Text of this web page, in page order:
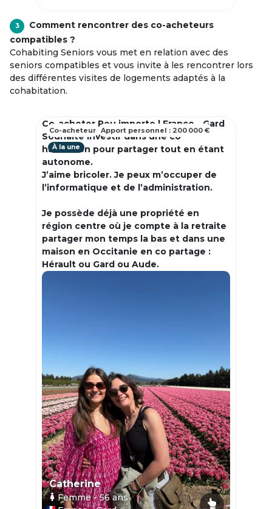
3
Comment rencontrer des co-acheteurs
compatibles ?
Cohabiting Seniors vous met en relation avec des
seniors compatibles et vous invite à les rencontrer lors
des différentes visites de logements adaptés à la
cohabitation.
Co-acheter Peu importe | France - Gard
Souhaite investir dans une co
habitation pour partager tout en étant
autonome.
J’aime bricoler. Je peux m’occuper de
l’informatique et de l’administration.
Je possède déjà une propriété en
région centre où je compte à la retraite
partager mon temps la bas et dans une
maison en Occitanie en co partage :
Hérault ou Gard ou Aude.
À la une
Catherine
Femme- 56ans
Co-acheteur Apport personnel : 200 000 €